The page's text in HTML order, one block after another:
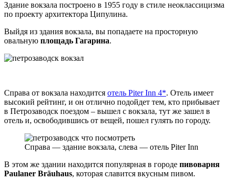
Здание вокзала построено в 1955 году в стиле неоклассицизма
по проекту архитектора Ципулина.
Выйдя из здания вокзала, вы попадаете на просторную
овальную площадь Гагарина.
Справа от вокзала находится отель Piter Inn 4*. Отель имеет
высокий рейтинг, и он отлично подойдет тем, кто прибывает
в Петрозаводск поездом – вышел с вокзала, тут же зашел в
отель и, освободившись от вещей, пошел гулять по городу.
Справа — здание вокзала, слева — отель Piter Inn
В этом же здании находится популярная в городе пивоварня
Paulaner Bräuhaus, которая славится вкусным пивом.